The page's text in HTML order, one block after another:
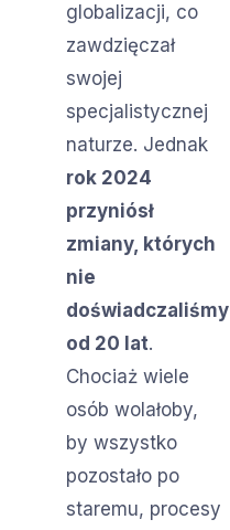
globalizacji, co
zawdzięczał
swojej
specjalistycznej
naturze. Jednak
rok 2024
przyniósł
zmiany, których
nie
doświadczaliśmy
od 20 lat.
Chociaż wiele
osób wolałoby,
by wszystko
pozostało po
staremu, procesy